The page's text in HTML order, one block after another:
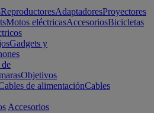
ReproductoresAdaptadoresProyectores
Motos eléctricasAccesoriosBicicletas
Gadgets y
de
Objetivos
de alimentaciónCables
Accesorios